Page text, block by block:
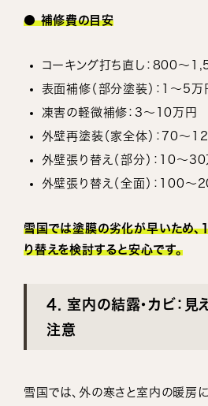
● 補修費の目安
コーキング打ち直し：800〜
表面補修（部分塗装）：1〜5万
凍害の軽微補修：3〜10万円
外壁再塗装（家全体）：70〜
外壁張り替え（部分）：10〜30
外壁張り替え（全面）：100〜
雪国では塗膜の劣化が早いため
り替えを検討すると安心です。
4. 室内の結露・カビ：見
注意
雪国では、外の寒さと室内の暖房